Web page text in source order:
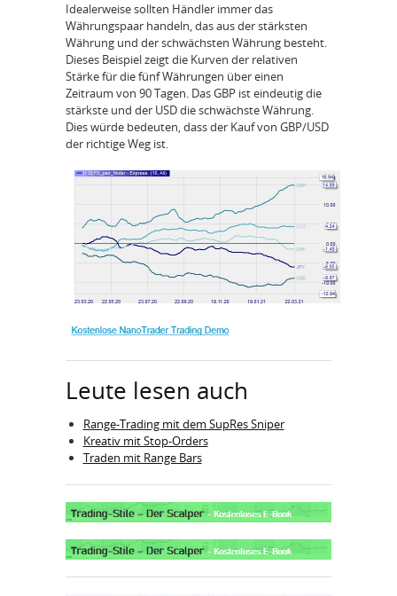
Idealerweise sollten Händler immer das
Währungspaar handeln, das aus der stärksten
Währung und der schwächsten Währung besteht.
Dieses Beispiel zeigt die Kurven der relativen
Stärke für die fünf Währungen über einen
Zeitraum von 90 Tagen. Das GBP ist eindeutig die
stärkste und der USD die schwächste Währung.
Dies würde bedeuten, dass der Kauf von GBP/USD
der richtige Weg ist.
Leute lesen auch
Range-Trading mit dem SupRes Sniper
Kreativ mit Stop-Orders
Traden mit Range Bars